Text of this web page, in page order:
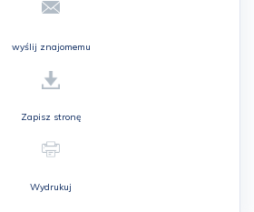
wyślij znajomemu
Zapisz stronę
Wydrukuj